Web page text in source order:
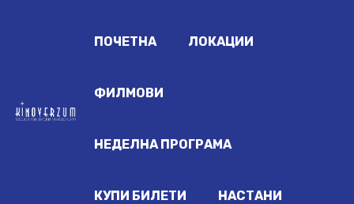
ПОЧЕТНА ЛОКАЦИИ
ФИЛМОВИ
НЕДЕЛНА ПРОГРАМА
КУПИ БИЛЕТИ НАСТАНИ